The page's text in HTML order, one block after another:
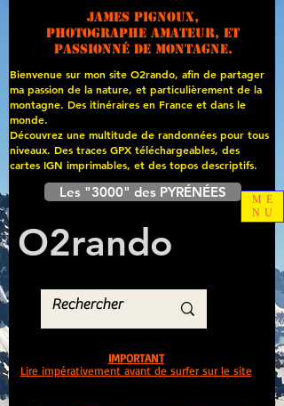
James PIGNOUX,
photographe amateur, et
passionné de montagne.
Bienvenue sur mon site O2rando, afin de partager
ma passion de la nature, et particulièrement de la
montagne. Des itinéraires en France et dans le
monde.
Découvrez une multitude de randonnées pour tous
niveaux. Des traces GPX téléchargeables, des
cartes IGN imprimables, et des topos descriptifs.
Les "3000" des PYRÉNÉES
O2rando
IMPORTANT
Lire impérativement avant de surfer sur le site
ME
NU